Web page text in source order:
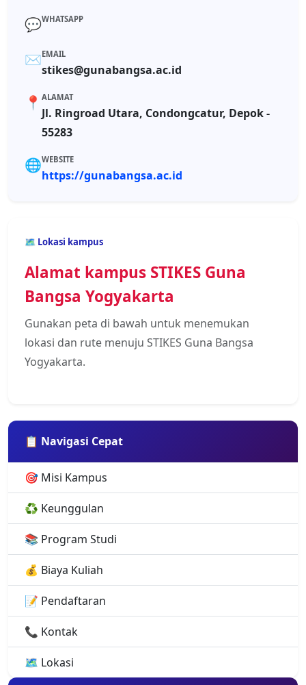
💬WHATSAPP
✉️EMAIL
stikes@gunabangsa.ac.id
📍 ALAMAT
Jl. Ringroad Utara, Condongcatur, Depok -
55283
🌐WEBSITE
https://gunabangsa.ac.id
🗺️ Lokasi kampus
Alamat kampus STIKES Guna
Bangsa Yogyakarta
Gunakan peta di bawah untuk menemukan
lokasi dan rute menuju STIKES Guna Bangsa
Yogyakarta.
📋 Navigasi Cepat
🎯 Misi Kampus
♻️ Keunggulan
📚 Program Studi
💰 Biaya Kuliah
📝 Pendaftaran
📞 Kontak
🗺️ Lokasi